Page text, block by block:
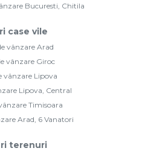
Bucuresti, Chitila
case vile
vânzare Arad
vânzare Giroc
vânzare Lipova
Lipova, Central
Timisoara
Arad, 6 Vanatori
terenuri